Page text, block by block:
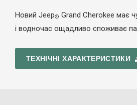
Новий Jeep® Grand Cherokee має
і водночас ощадливо споживає
ТЕХНІЧНІ ХАРАКТЕРИСТИКИ